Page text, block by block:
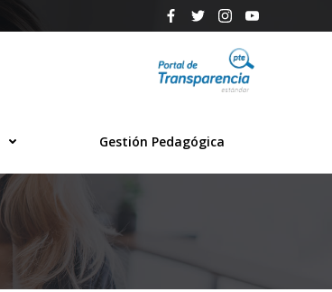
Gestión Pedagógica